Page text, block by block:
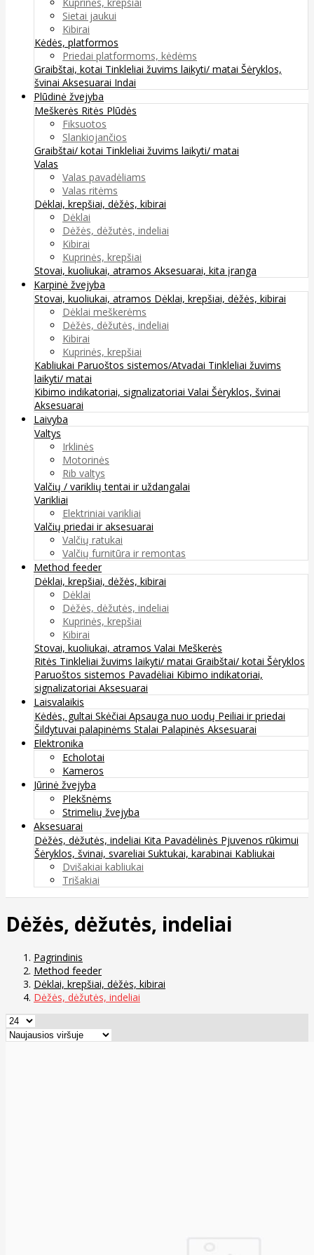
Sietai jaukui
Kibirai
Kėdės, platformos
Priedai platformoms, kėdėms
Graibštai, kotai Tinkleliai žuvims laikyti/ matai Šėryklos,
švinai Aksesuarai Indai
Plūdinė žvejyba
Meškerės Ritės Plūdės
Fiksuotos
Slankiojančios
Graibštai/ kotai Tinkleliai žuvims laikyti/ matai
Valas
Valas pavadėliams
Valas ritėms
Dėklai, krepšiai, dėžės, kibirai
Dėklai
Dėžės, dėžutės, indeliai
Kibirai
Kuprinės, krepšiai
Stovai, kuoliukai, atramos Aksesuarai, kita įranga
Karpinė žvejyba
Stovai, kuoliukai, atramos Dėklai, krepšiai, dėžės, kibirai
Dėklai meškerėms
Dėžės, dėžutės, indeliai
Kibirai
Kuprinės, krepšiai
Kabliukai Paruoštos sistemos/Atvadai Tinkleliai žuvims
laikyti/ matai
Kibimo indikatoriai, signalizatoriai Valai Šėryklos, švinai
Aksesuarai
Laivyba
Valtys
Irklinės
Motorinės
Rib valtys
Valčių / variklių tentai ir uždangalai
Varikliai
Elektriniai varikliai
Valčių priedai ir aksesuarai
Valčių ratukai
Valčių furnitūra ir remontas
Method feeder
Dėklai, krepšiai, dėžės, kibirai
Dėklai
Dėžės, dėžutės, indeliai
Kuprinės, krepšiai
Kibirai
Stovai, kuoliukai, atramos Valai Meškerės
Ritės Tinkleliai žuvims laikyti/ matai Graibštai/ kotai Šėryklos
Paruoštos sistemos Pavadėliai Kibimo indikatoriai,
signalizatoriai Aksesuarai
Laisvalaikis
Kėdės, gultai Skėčiai Apsauga nuo uodų Peiliai ir priedai
Šildytuvai palapinėms Stalai Palapinės Aksesuarai
Elektronika
Echolotai
Kameros
Jūrinė žvejyba
Plekšnėms
Strimelių žvejyba
Aksesuarai
Dėžės, dėžutės, indeliai Kita Pavadėlinės Pjuvenos rūkimui
Šėryklos, švinai, svareliai Suktukai, karabinai Kabliukai
Dvišakiai kabliukai
Trišakiai
Dėžės, dėžutės, indeliai
Pagrindinis
Method feeder
Dėklai, krepšiai, dėžės, kibirai
Dėžės, dėžutės, indeliai